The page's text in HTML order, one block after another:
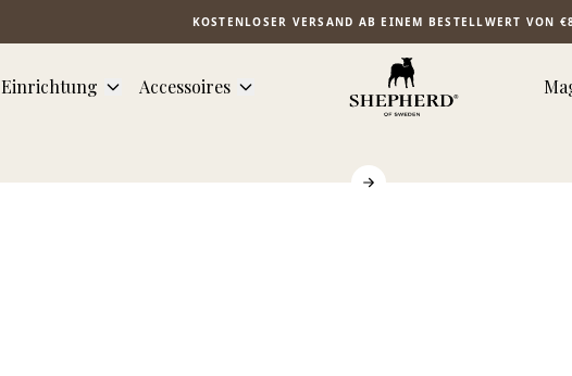
KOSTENLOSER VERSAND AB EINEM BESTELLWERT VON
Einrichtung Accessoires